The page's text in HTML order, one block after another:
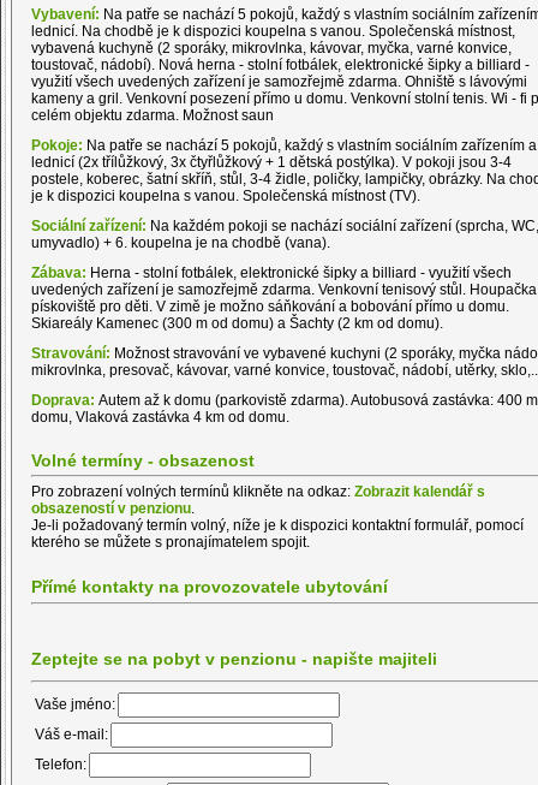
Vybavení: Na patře se nachází 5 pokojů, každý s vlastním sociálním
lednicí. Na chodbě je k dispozici koupelna s vanou. Společenská místnost,
vybavená kuchyně (2 sporáky, mikrovlnka, kávovar, myčka, varné konvice,
toustovač, nádobí). Nová herna - stolní fotbálek, elektronické šipky a billiard -
využití všech uvedených zařízení je samozřejmě zdarma. Ohniště s lávovými
kameny a gril. Venkovní posezení přímo u domu. Venkovní stolní tenis. Wi - fi
celém objektu zdarma. Možnost saun
Pokoje: Na patře se nachází 5 pokojů, každý s vlastním sociálním zařízením a
lednicí (2x třílůžkový, 3x čtyřlůžkový + 1 dětská postýlka). V pokoji jsou 3-4
postele, koberec, šatní skříň, stůl, 3-4 židle, poličky, lampičky, obrázky. Na
je k dispozici koupelna s vanou. Společenská místnost (TV).
Sociální zařízení: Na každém pokoji se nachází sociální zařízení (sprcha, WC,
umyvadlo) + 6. koupelna je na chodbě (vana).
Zábava: Herna - stolní fotbálek, elektronické šipky a billiard - využití všech
uvedených zařízení je samozřejmě zdarma. Venkovní tenisový stůl.
pískoviště pro děti. V zimě je možno sáňkování a bobování přímo u domu.
Skiareály Kamenec (300 m od domu) a Šachty (2 km od domu).
Stravování: Možnost stravování ve vybavené kuchyni (2 sporáky, myčka
mikrovlnka, presovač, kávovar, varné konvice, toustovač, nádobí, utěrky,
Doprava: Autem až k domu (parkovistě zdarma). Autobusová zastávka: 400
domu, Vlaková zastávka 4 km od domu.
Volné termíny - obsazenost
Pro zobrazení volných termínů klikněte na odkaz: Zobrazit kalendář s
obsazeností v penzionu.
Je-li požadovaný termín volný, níže je k dispozici kontaktní formulář, pomocí
kterého se můžete s pronajímatelem spojit.
Přímé kontakty na provozovatele ubytování
Zeptejte se na pobyt v penzionu - napište majiteli
Vaše jméno:
Váš e-mail:
Telefon: